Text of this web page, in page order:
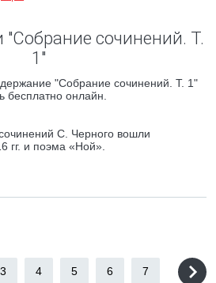
"Собрание сочинений. Т.
1"
"Собрание сочинений. Т. 1"
бесплатно онлайн.
С. Черного вошли
гг. и поэма «Ной».
3 4 5 6 7